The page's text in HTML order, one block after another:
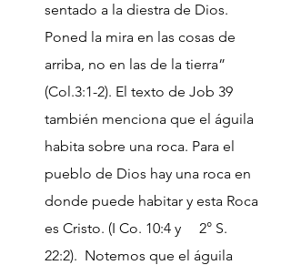
sentado a la diestra de Dios.
Poned la mira en las cosas de
arriba, no en las de la tierra”
(Col.3:1-2). El texto de Job 39
también menciona que el águila
habita sobre una roca. Para el
pueblo de Dios hay una roca en
donde puede habitar y esta Roca
es Cristo. (I Co. 10:4 y 2° S.
22:2). Notemos que el águila